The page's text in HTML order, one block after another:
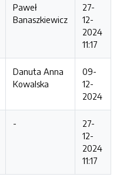
Paweł
Banaszkiewicz
27-
12-
2024
11:17
Danuta Anna
Kowalska
09-
12-
2024
-
27-
12-
2024
11:17